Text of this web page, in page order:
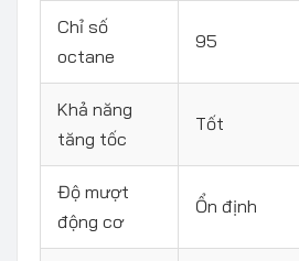
Chỉ số
octane
95
Khả năng
tăng tốc
Tốt
Độ mượt
động cơ
Ổn định